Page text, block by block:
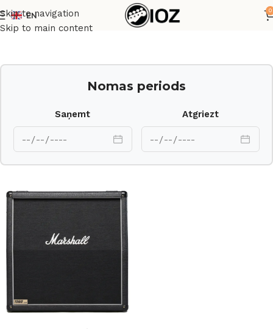
Skip to navigation
Skip to main content
EN
0
Sākums Pastiprinātāji
Nomas periods
Saņemt Atgriezt